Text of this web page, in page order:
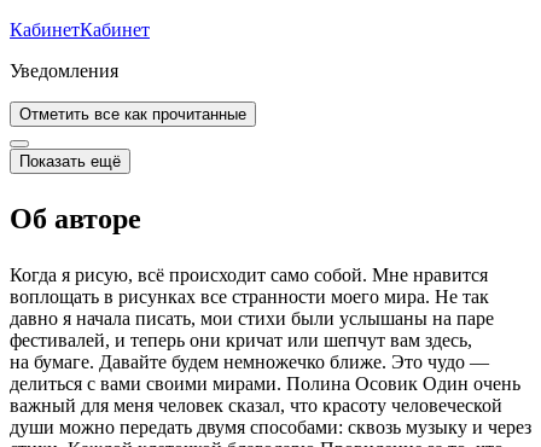
КабинетКабинет
Уведомления
Отметить все как прочитанные
Показать ещё
Об авторе
Когда я рисую, всё происходит само собой. Мне нравится
воплощать в рисунках все странности моего мира. Не так
давно я начала писать, мои стихи были услышаны на паре
фестивалей, и теперь они кричат или шепчут вам здесь,
на бумаге. Давайте будем немножечко ближе. Это чудо —
делиться с вами своими мирами. Полина Осовик Один очень
важный для меня человек сказал, что красоту человеческой
души можно передать двумя способами: сквозь музыку и через